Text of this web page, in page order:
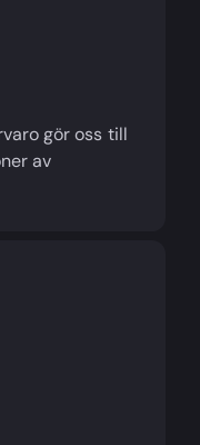
gör oss till
av